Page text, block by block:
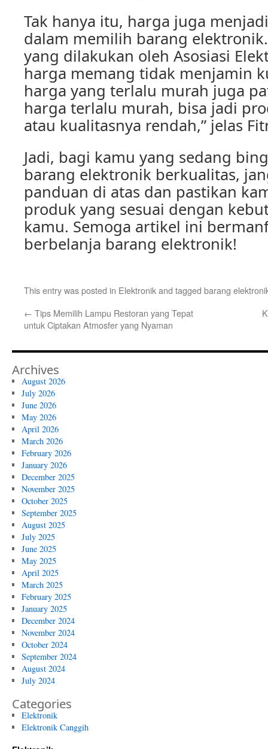
Tak hanya itu, harga juga
dalam memilih barang
yang dilakukan oleh Asosiasi
harga memang tidak menjamin
harga yang terlalu murah juga
harga terlalu murah, bisa jadi
atau kualitasnya rendah,” jelas
Jadi, bagi kamu yang sedang
barang elektronik berkualitas,
panduan di atas dan pastikan
produk yang sesuai dengan
kamu. Semoga artikel ini
berbelanja barang elektronik!
This entry was posted in Elektronikand tagged barang
← Tips Memilih Lampu Restoran yang Tepat
untuk Ciptakan Atmosfer yang Nyaman
Archives
August 2026
July 2026
June 2026
May 2026
April 2026
March 2026
February 2026
January 2026
December 2025
November 2025
October 2025
September 2025
August 2025
July 2025
June 2025
May 2025
April 2025
March 2025
February 2025
January 2025
December 2024
November 2024
October 2024
September 2024
August 2024
July 2024
Categories
Elektronik
Elektronik Canggih